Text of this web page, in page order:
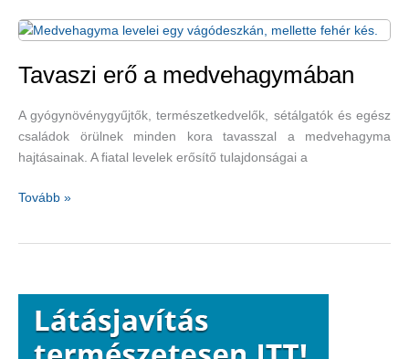
Tavaszi erő a medvehagymában
A gyógynövénygyűjtők, természetkedvelők, sétálgatók és egész
családok örülnek minden kora tavasszal a medvehagyma
hajtásainak. A fiatal levelek erősítő tulajdonságai a
Tavaszi
Tovább »